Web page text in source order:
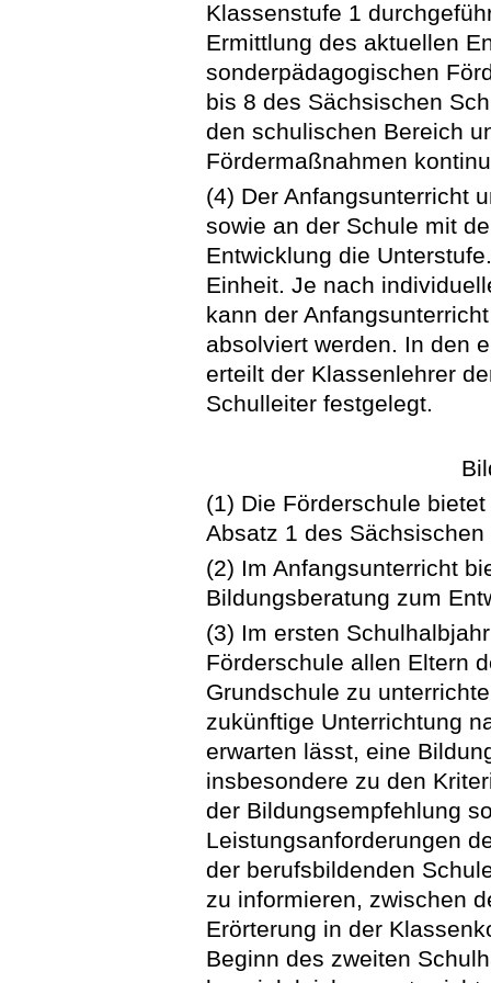
Klassenstufe 1
Ermittlung des aktuellen
sonderpädagogischen
bis 8 des Sächsischen
den schulischen Bereich
Fördermaßnahmen
(4) Der Anfangsunterricht
sowie an der Schule mit
Entwicklung die
Einheit. Je nach
kann der
absolviert werden. In den
erteilt der Klassenlehrer
Schulleiter festgelegt.
(1) Die Förderschule
Absatz 1 des
(2) Im Anfangsunterricht
Bildungsberatung zum
(3) Im ersten
Förderschule allen Eltern
Grundschule zu
zukünftige Unterrichtung
erwarten lässt, eine
insbesondere zu den
der Bildungsempfehlung
Leistungsanforderungen
der berufsbildenden
zu informieren, zwischen
Erörterung in der
Beginn des zweiten